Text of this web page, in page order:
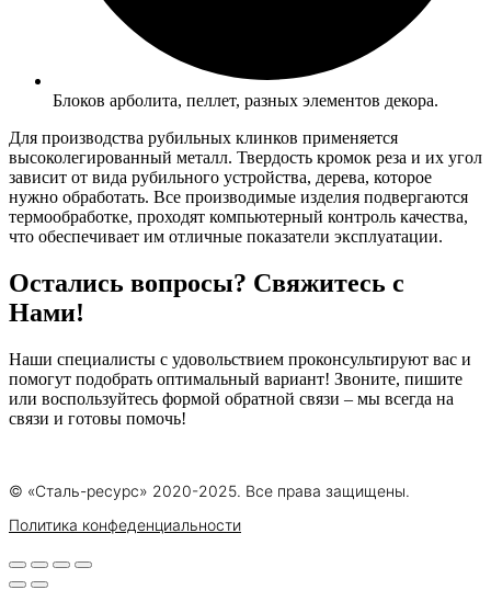
Блоков арболита, пеллет, разных элементов декора.
Для производства рубильных клинков применяется
высоколегированный металл. Твердость кромок реза и их угол
зависит от вида рубильного устройства, дерева, которое
нужно обработать. Все производимые изделия подвергаются
термообработке, проходят компьютерный контроль качества,
что обеспечивает им отличные показатели эксплуатации.
Остались вопросы? Свяжитесь с
Нами!
Наши специалисты с удовольствием проконсультируют вас и
помогут подобрать оптимальный вариант! Звоните, пишите
или воспользуйтесь формой обратной связи – мы всегда на
связи и готовы помочь!
© «Сталь-ресурс» 2020-2025. Все права защищены.
Политика конфеденциальности